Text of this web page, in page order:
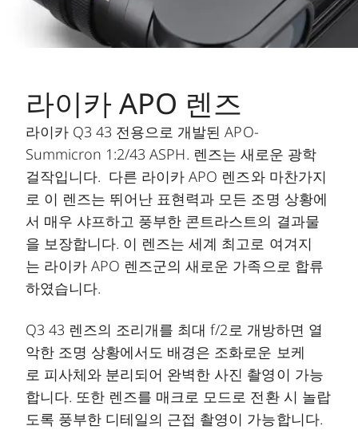
라이카 APO 렌즈
라이카 Q3 43 전용으로 개발된 APO-
Summicron 1:2/43 ASPH. 렌즈는 새로운 광학
걸작입니다. 다른 라이카 APO 렌즈와 마찬가지
로 이 렌즈는 뛰어난 표현력과 모든 조명 상황에
서 매우 샤프하고 풍부한 콘트라스트의 결과물
을 보장합니다. 이 렌즈는 세계 최고로 여겨지
는 라이카 APO 렌즈군의 새로운 가족으로 합류
하였습니다.
Q3 43 렌즈의 조리개를 최대 f/2로 개방하면 열
악한 조명 상황에서도 배경은 조화로운 보케
로 피사체와 분리되어 완벽한 사진 촬영이 가능
합니다. 또한 렌즈를 매크로 모드로 전환 시 놀랍
도록 풍부한 디테일의 근접 촬영이 가능합니다.